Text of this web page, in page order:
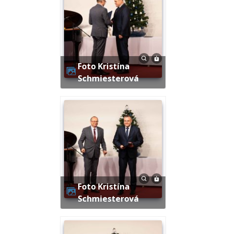
Foto Kristína
Schmiesterová
Foto Kristína
Schmiesterová